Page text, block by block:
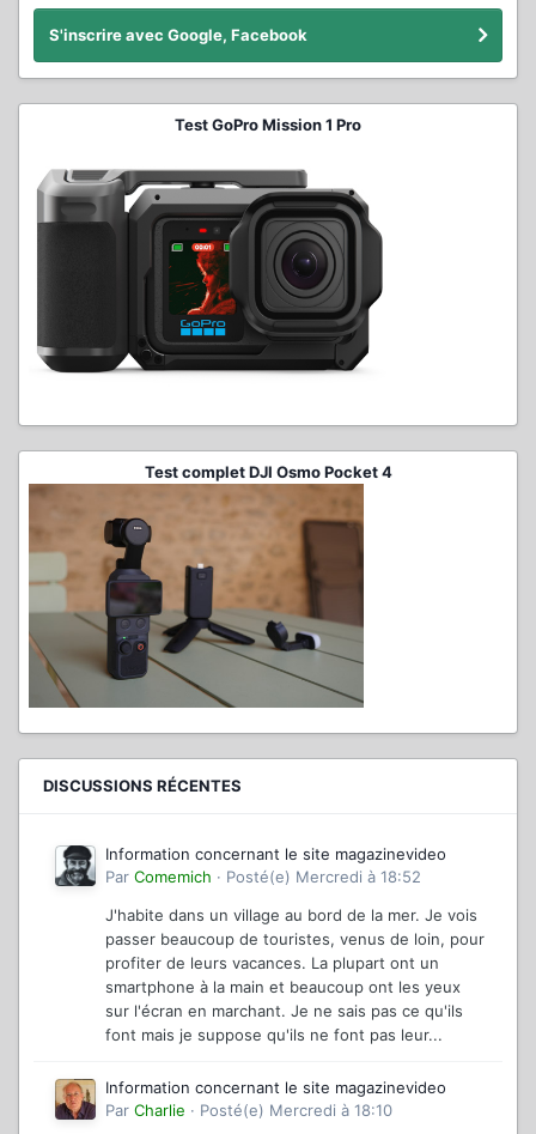
S'inscrire avec Google, Facebook
Test GoPro Mission 1 Pro
Test complet DJI Osmo Pocket 4
DISCUSSIONS RÉCENTES
Information concernant le site magazinevideo
Par Comemich · Posté(e) Mercredi à 18:52
J'habite dans un village au bord de la mer. Je vois
passer beaucoup de touristes, venus de loin, pour
profiter de leurs vacances. La plupart ont un
smartphone à la main et beaucoup ont les yeux
sur l'écran en marchant. Je ne sais pas ce qu'ils
font mais je suppose qu'ils ne font pas leur...
Information concernant le site magazinevideo
Par Charlie · Posté(e) Mercredi à 18:10